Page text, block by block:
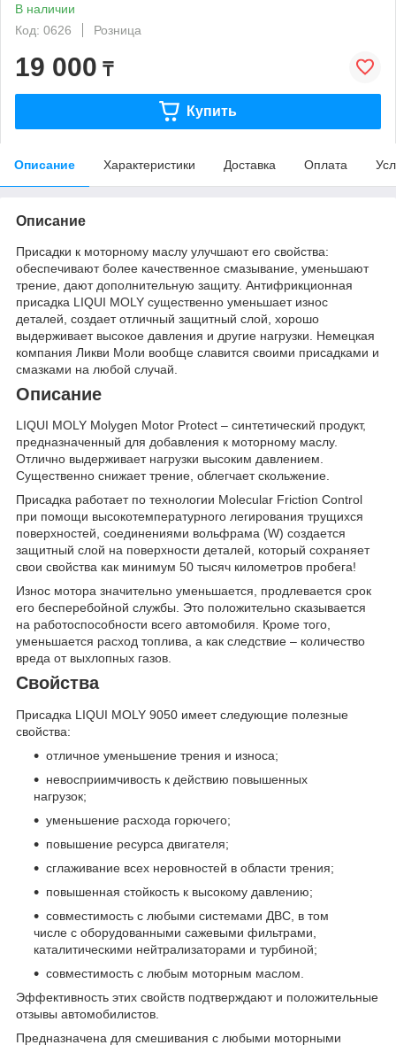
В наличии
Код: 0626
Розница
19 000 ₸
Купить
Описание Характеристики Доставка Оплата
Описание
Присадки к моторному маслу улучшают его свойства:
обеспечивают более качественное смазывание, уменьшают
трение, дают дополнительную защиту. Антифрикционная
присадка LIQUI MOLY существенно уменьшает износ
деталей, создает отличный защитный слой, хорошо
выдерживает высокое давления и другие нагрузки. Немецкая
компания Ликви Моли вообще славится своими присадками и
смазками на любой случай.
Описание
LIQUI MOLY Molygen Motor Protect – синтетический продукт,
предназначенный для добавления к моторному маслу.
Отлично выдерживает нагрузки высоким давлением.
Существенно снижает трение, облегчает скольжение.
Присадка работает по технологии Molecular Friction Control
при помощи высокотемпературного легирования трущихся
поверхностей, соединениями вольфрама (W) создается
защитный слой на поверхности деталей, который сохраняет
свои свойства как минимум 50 тысяч километров пробега!
Износ мотора значительно уменьшается, продлевается срок
его бесперебойной службы. Это положительно сказывается
на работоспособности всего автомобиля. Кроме того,
уменьшается расход топлива, а как следствие – количество
вреда от выхлопных газов.
Свойства
Присадка LIQUI MOLY 9050 имеет следующие полезные
свойства:
отличное уменьшение трения и износа;
невосприимчивость к действию повышенных
нагрузок;
уменьшение расхода горючего;
повышение ресурса двигателя;
сглаживание всех неровностей в области трения;
повышенная стойкость к высокому давлению;
совместимость с любыми системами ДВС, в том
числе с оборудованными сажевыми фильтрами,
каталитическими нейтрализаторами и турбиной;
совместимость с любым моторным маслом.
Эффективность этих свойств подтверждают и положительные
отзывы автомобилистов.
Предназначена для смешивания с любыми моторными